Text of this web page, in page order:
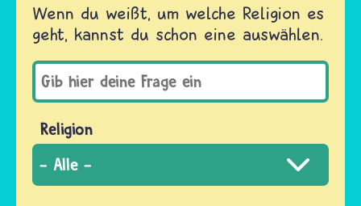
Wenn du weißt, um welche Religion es
geht, kannst du schon eine auswählen.
Religion